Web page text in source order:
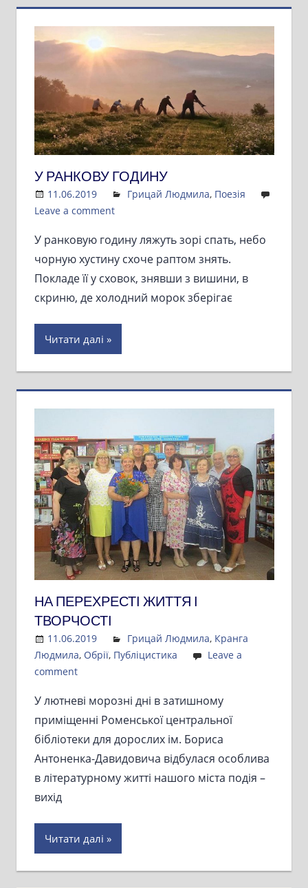
У РАНКОВУ ГОДИНУ
11.06.2019 Admin
Грицай Людмила, Поезія
Leave a comment
У ранковую годину ляжуть зорі спать, небо
чорную хустину схоче раптом знять.
Покладе її у сховок, знявши з вишини, в
скриню, де холодний морок зберігає
Читати далі
НА ПЕРЕХРЕСТІ ЖИТТЯ І
ТВОРЧОСТІ
11.06.2019 Admin
Грицай Людмила, Кранга
Людмила, Обрії, Публіцистика
Leave a
comment
У лютневі морозні дні в затишному
приміщенні Роменської центральної
бібліотеки для дорослих ім. Бориса
Антоненка-Давидовича відбулася особлива
в літературному житті нашого міста подія –
вихід
Читати далі